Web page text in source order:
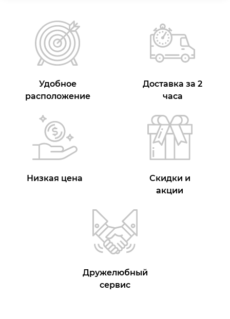
Удобное
расположение
Доставка за 2
часа
Низкая цена
Скидки и
акции
Дружелюбный
сервис